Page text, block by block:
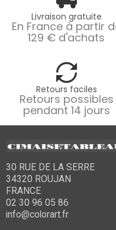
Livraison gratuite
En France à partir
129 € d'achats
Retours faciles
Retours possibles
pendant 14 jours
30 RUE DE LA SERRE
34320 ROUJAN
FRANCE
02 30 96 05 86
info@colorart.fr